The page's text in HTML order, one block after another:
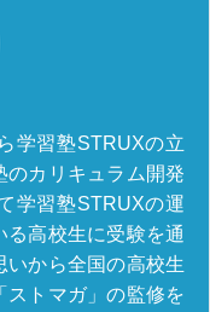
学習塾STRUXの立
のカリキュラム開発
学習塾STRUXの運
高校生に受験を通
いから全国の高校生
ストマガ」の監修を